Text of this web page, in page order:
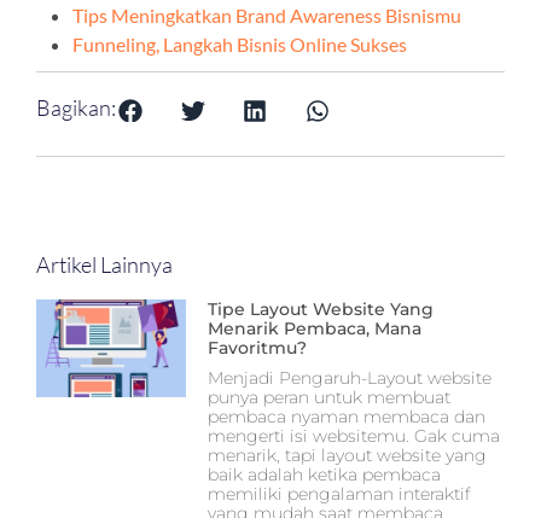
Tips Meningkatkan Brand Awareness Bisnismu
Funneling, Langkah Bisnis Online Sukses
Bagikan:
Artikel Lainnya
Tipe Layout Website Yang
Menarik Pembaca, Mana
Favoritmu?
Menjadi Pengaruh-Layout website
punya peran untuk membuat
pembaca nyaman membaca dan
mengerti isi websitemu. Gak cuma
menarik, tapi layout website yang
baik adalah ketika pembaca
memiliki pengalaman interaktif
yang mudah saat membaca